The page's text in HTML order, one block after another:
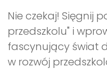
Nie czekaj! Sięgnij
przedszkolu" i
fascynujący świat
w rozwój